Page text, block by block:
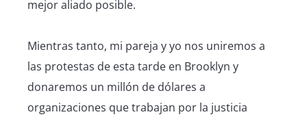
mejor aliado posible.
Mientras tanto, mi pareja y yo nos uniremos a
las protestas de esta tarde en Brooklyn y
donaremos un millón de dólares a
organizaciones que trabajan por la justicia